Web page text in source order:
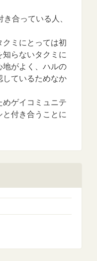
合っている人、
クミにとっては初
らないタクミに
地がよく、ハルの
しているためなか
めゲイコミュニテ
と付き合うことに